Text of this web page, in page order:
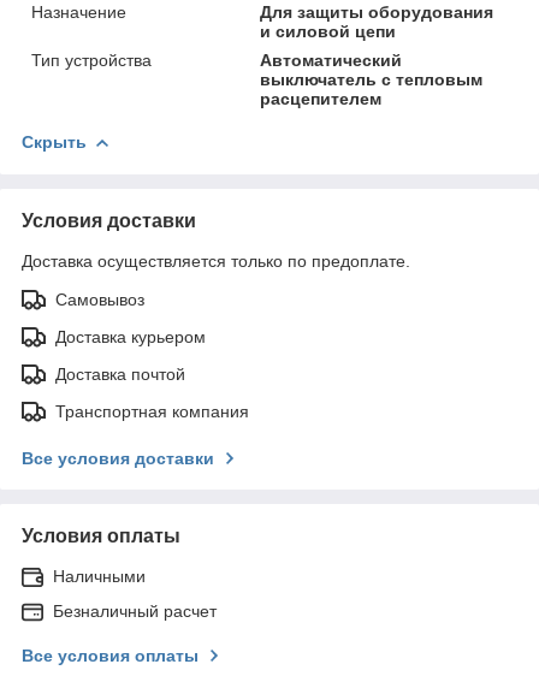
Назначение
Для защиты оборудования
и силовой цепи
Тип устройства
Автоматический
выключатель с тепловым
расцепителем
Скрыть
Условия доставки
Доставка осуществляется только по предоплате.
Самовывоз
Доставка курьером
Доставка почтой
Транспортная компания
Все условия доставки
Условия оплаты
Наличными
Безналичный расчет
Все условия оплаты